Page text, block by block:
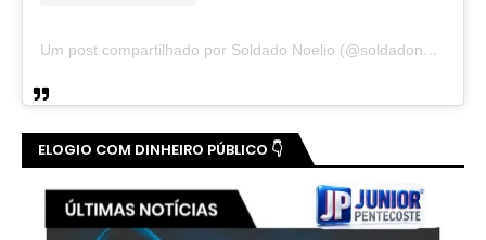
Um post compartilhado por Soldado Noelio (@soldadonoelio)
ELOGIO COM DINHEIRO PÚBLICO 👇